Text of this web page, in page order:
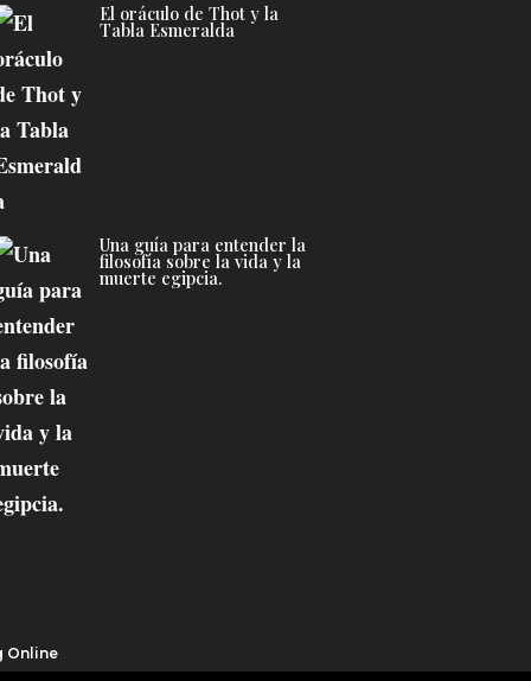
El oráculo de Thot y la
Tabla Esmeralda
Una guía para entender la
filosofía sobre la vida y la
muerte egipcia.
Online